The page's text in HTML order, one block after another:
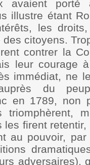
avaient porté
illustre étant
les
citoyens.
contrer la
leur courage
immédiat, ne
du
en 1789, non
triomphèrent,
les firent
au pouvoir,
adversaires),